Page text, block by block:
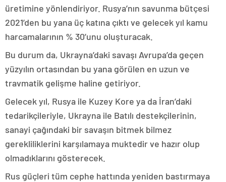
üretimine yönlendiriyor. Rusya’nın savunma bütçesi
2021’den bu yana üç katına çıktı ve gelecek yıl kamu
harcamalarının % 30’unu oluşturacak.
Bu durum da, Ukrayna’daki savaşı Avrupa’da geçen
yüzyılın ortasından bu yana görülen en uzun ve
travmatik gelişme haline getiriyor.
Gelecek yıl, Rusya ile Kuzey Kore ya da İran’daki
tedarikçileriyle, Ukrayna ile Batılı destekçilerinin,
sanayi çağındaki bir savaşın bitmek bilmez
gerekliliklerini karşılamaya muktedir ve hazır olup
olmadıklarını gösterecek.
Rus güçleri tüm cephe hattında yeniden bastırmaya